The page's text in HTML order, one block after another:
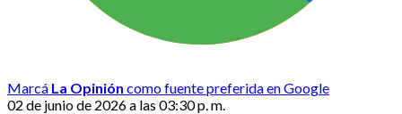
Marcá La Opinión como fuente preferida en Google
02 de junio de 2026 a las 03:30 p. m.